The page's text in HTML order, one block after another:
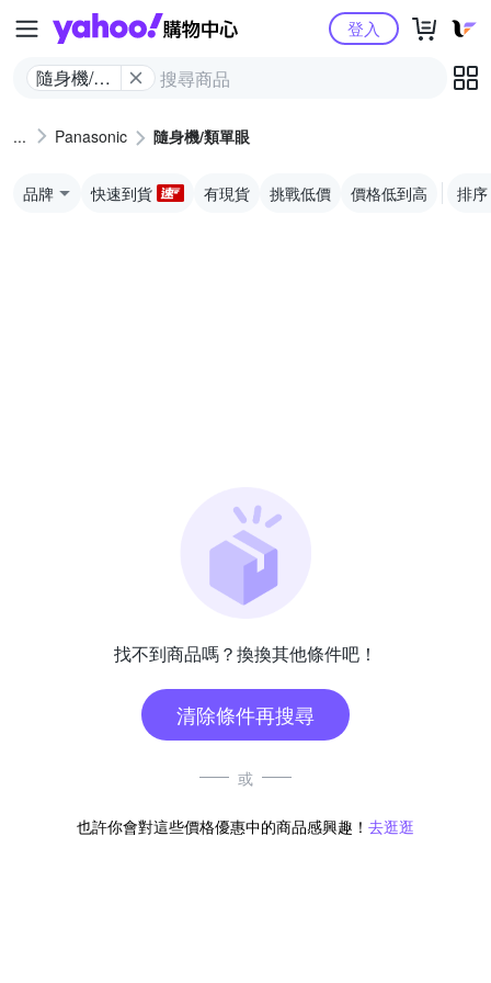
Yahoo購物中心
隨身機/類
登入
Panasonic 隨身機/類單眼
品牌 快速到貨 有現貨 挑戰低價 價格低到高 排序
找不到商品嗎？換換其他條件吧！
清除條件再搜尋
或
也許你會對這些價格優惠中的商品感興趣！ 去逛逛